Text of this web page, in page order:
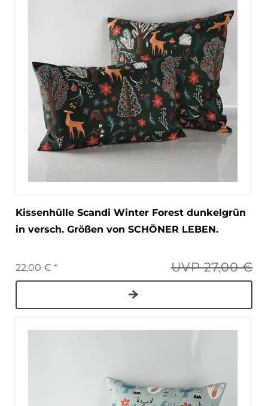
Kissenhülle Scandi Winter Forest dunkelgrün
in versch. Größen von SCHÖNER LEBEN.
UVP 27,00 €
22,00 € *